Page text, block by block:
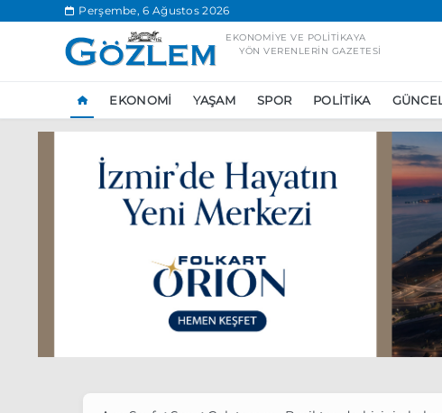
Perşembe, 6 Ağustos 2026
EKONOMIYE VE POLITIKAYA
YÖN VERENLERIN GAZETESI
EKONOMI YAŞAM SPOR POLITIKA
Ünlü çift bir etkinliğe